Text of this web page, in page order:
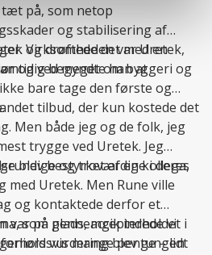
på, som netop
og stabilisering af
Virksomheden var Uretek,
begyndte han at
og drøftede det med en
og ved meget om byggeri og
bare tage den første og
tilbud, der kun kostede det
Men både jeg og de folk, jeg
trygge ved Uretek. Jeg
og troværdige i deres
blev bestyrket af en kollega,
med Uretek. Men Rune ville
og kontaktede derfor et
som gennemgik indholdet i
vurdering blev tungen
var på plads, accepterede vi
mange penge – lidt